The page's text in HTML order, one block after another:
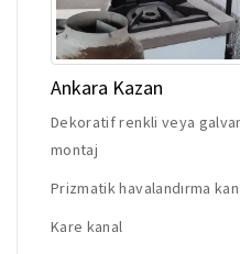
Ankara Kazan
Dekoratif renkli veya
montaj
Prizmatik havalandırma
Kare kanal